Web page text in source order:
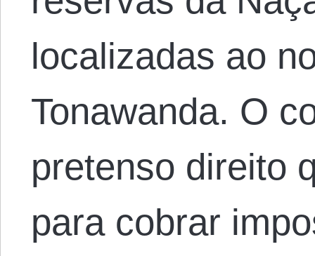
localizadas ao
Tonawanda. O
pretenso direito
para cobrar